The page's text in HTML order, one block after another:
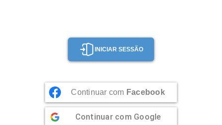
INICIAR SESSÃO
Continuar com Facebook
Continuar com Google